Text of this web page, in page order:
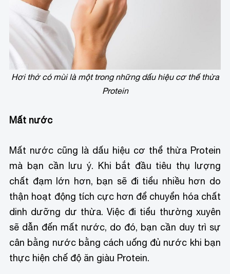
Hơi thở có mùi là một trong những dấu hiệu cơ thể thừa
Protein
Mất nước
Mất nước cũng là dấu hiệu cơ thể thừa Protein
mà bạn cần lưu ý. Khi bắt đầu tiêu thụ lượng
chất đạm lớn hơn, bạn sẽ đi tiểu nhiều hơn do
thận hoạt động tích cực hơn để chuyển hóa chất
dinh dưỡng dư thừa. Việc đi tiểu thường xuyên
sẽ dẫn đến mất nước, do đó, bạn cần duy trì sự
cân bằng nước bằng cách uống đủ nước khi bạn
thực hiện chế độ ăn giàu Protein.